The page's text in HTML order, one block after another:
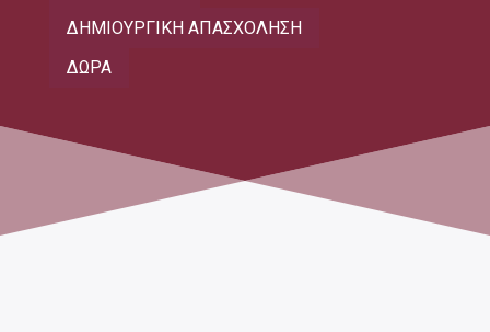
ΔΗΜΙΟΥΡΓΙΚΗ ΑΠΑΣΧΟΛΗΣΗ
ΔΩΡΑ